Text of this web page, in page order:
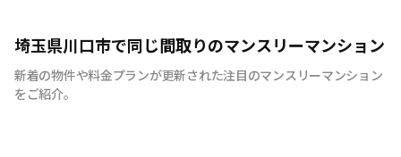
当社の物件はすべて敷金・礼金・仲介手数料なし！ 最短1
週間からのご利用が可能で、全て家具・家電付きです。
外国籍の方もご利用いただけ、他言語対応も行っておりま
す。 法人契約も受け付けておりますので、1室単位からの
埼玉県川口市で同じ間取りのマンスリーマンション
新着の物件や料金プランが更新された注目のマンスリーマンション
をご紹介。